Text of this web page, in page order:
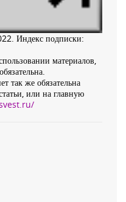
Индекс подписки:
материалов,
так же обязательна
или на главную